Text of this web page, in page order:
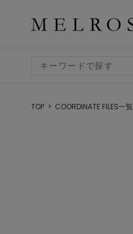
TOP COORDINATE FILES一覧